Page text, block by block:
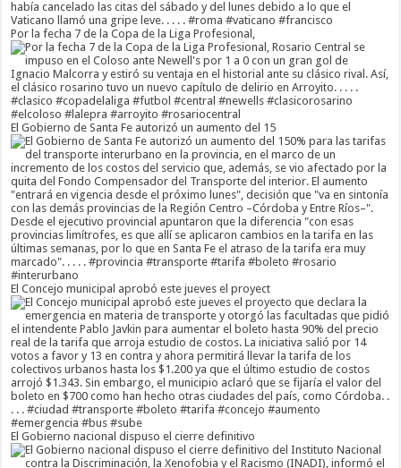
Por la fecha 7 de la Copa de la Liga Profesional,
El Gobierno de Santa Fe autorizó un aumento del 15
El Concejo municipal aprobó este jueves el proyect
El Gobierno nacional dispuso el cierre definitivo